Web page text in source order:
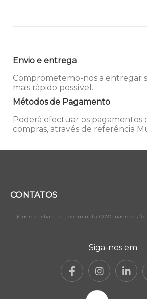
Envio e entrega
Comprometemo-nos a entregar
mais rápido possível.
Métodos de Pagamento
Poderá efectuar os pagamentos
compras, através de referência
CONTATOS
(Custo da chamada, por minuto: 0,09€ nas redes
Siga-nos em